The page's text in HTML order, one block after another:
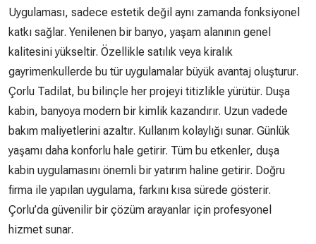
Uygulaması, sadece estetik değil aynı zamanda fonksiyonel
katkı sağlar. Yenilenen bir banyo, yaşam alanının genel
kalitesini yükseltir. Özellikle satılık veya kiralık
gayrimenkullerde bu tür uygulamalar büyük avantaj oluşturur.
Çorlu Tadilat, bu bilinçle her projeyi titizlikle yürütür. Duşa
kabin, banyoya modern bir kimlik kazandırır. Uzun vadede
bakım maliyetlerini azaltır. Kullanım kolaylığı sunar. Günlük
yaşamı daha konforlu hale getirir. Tüm bu etkenler, duşa
kabin uygulamasını önemli bir yatırım haline getirir. Doğru
firma ile yapılan uygulama, farkını kısa sürede gösterir.
Çorlu’da güvenilir bir çözüm arayanlar için profesyonel
hizmet sunar.